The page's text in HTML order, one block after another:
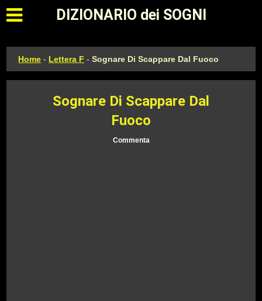
Apri il menu principale
DIZIONARIO dei SOGNI
Home - Lettera F -Sognare Di Scappare Dal Fuoco
Sognare Di Scappare Dal
Fuoco
Commenta